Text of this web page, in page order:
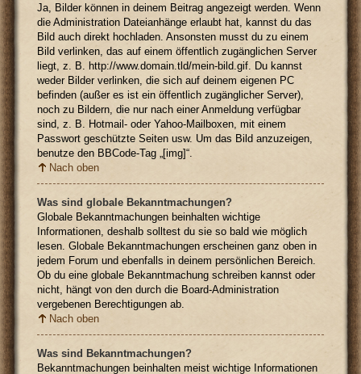
Ja, Bilder können in deinem Beitrag angezeigt werden. Wenn
die Administration Dateianhänge erlaubt hat, kannst du das
Bild auch direkt hochladen. Ansonsten musst du zu einem
Bild verlinken, das auf einem öffentlich zugänglichen Server
liegt, z. B. http://www.domain.tld/mein-bild.gif. Du kannst
weder Bilder verlinken, die sich auf deinem eigenen PC
befinden (außer es ist ein öffentlich zugänglicher Server),
noch zu Bildern, die nur nach einer Anmeldung verfügbar
sind, z. B. Hotmail- oder Yahoo-Mailboxen, mit einem
Passwort geschützte Seiten usw. Um das Bild anzuzeigen,
benutze den BBCode-Tag „[img]“.
Nach oben
Was sind globale Bekanntmachungen?
Globale Bekanntmachungen beinhalten wichtige
Informationen, deshalb solltest du sie so bald wie möglich
lesen. Globale Bekanntmachungen erscheinen ganz oben in
jedem Forum und ebenfalls in deinem persönlichen Bereich.
Ob du eine globale Bekanntmachung schreiben kannst oder
nicht, hängt von den durch die Board-Administration
vergebenen Berechtigungen ab.
Nach oben
Was sind Bekanntmachungen?
Bekanntmachungen beinhalten meist wichtige Informationen